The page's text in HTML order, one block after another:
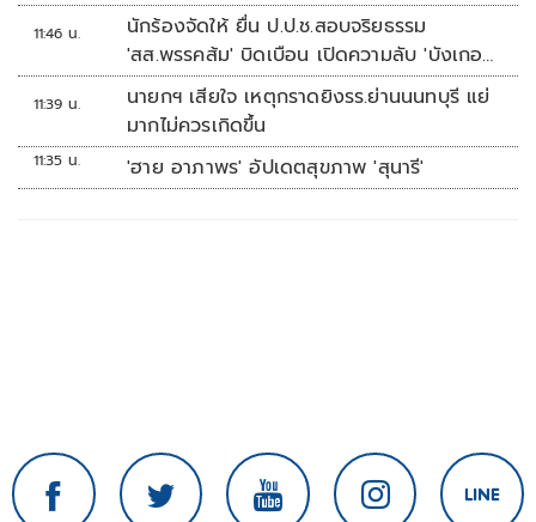
11:46 น.
นักร้องจัดให้ ยื่น ป.ป.ช.สอบจริยธรรม
'สส.พรรคส้ม' บิดเบือน เปิดความลับ 'บังเกอร์
ทหาร'
11:39 น.
นายกฯ เสียใจ เหตุกราดยิงรร.ย่านนนทบุรี แย่
มากไม่ควรเกิดขึ้น
11:35 น. 'ฮาย อาภาพร' อัปเดตสุขภาพ 'สุนารี'